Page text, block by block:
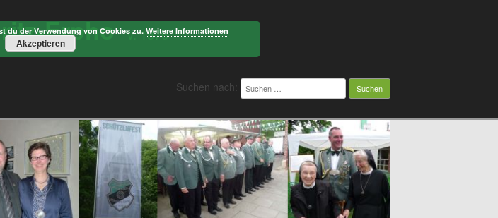
Erpho v. 1876
Suchen nach:
du der Verwendung von Cookies zu.Weitere Informationen
Akzeptieren